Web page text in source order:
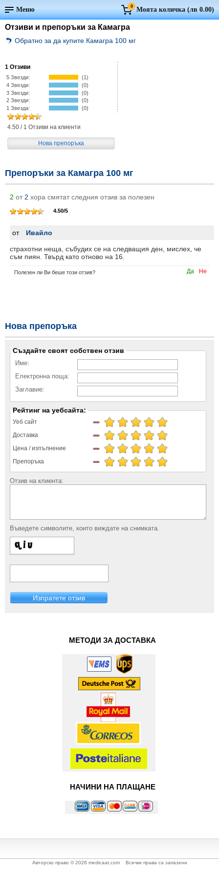
Меню 0 Моята количка (лв 0.00)
Отзиви и препоръки за Камагра
Обратно за да купите Камагра 100 мг
1 Отзиви
5 Звезди:
(1)
4 Звезди:
(0)
3 Звезди:
(0)
2 Звезди:
(0)
1 Звезда:
(0)
4.50 / 1 Отзиви на клиенти
Нова препоръка
Препоръки за Камагра 100 мг
2 от2 хора смятат следния отзив за полезен
4.50/5
от Ивайло
страхотни неща, събудих се на следващия ден, мислех, че
съм пиян. Твърд като отново на 16.
Не
Да
Полезен ли Ви беше този отзив?
Нова препоръка
Създайте своят собствен отзив
Име:
Електронна поща:
Заглавие:
Рейтинг на уебсайта:
Уеб сайт
Доставка
Цена / изпълнение
Препоръка
Отзив на клиента:
Въведете символите, които виждате на снимката.
Изпратете отзив
НАЧИНИ НА ПЛАЩАНЕ
МЕТОДИ ЗА ДОСТАВКА
Авторско право © 2026 medicaat.com Всички права са запазени